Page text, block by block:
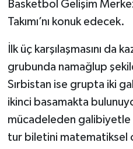
Basketbol Gelişim
Takımı’nı konuk edecek.
İlk üç karşılaşmasını da
grubunda namağlup
Sırbistan ise grupta iki
ikinci basamakta
mücadeleden galibiyetle
tur biletini matematiksel
Türkiye Basketbol Ligi
Kadınlar Basketbol
Diğer Basketbol
Formula 1
Atletizm